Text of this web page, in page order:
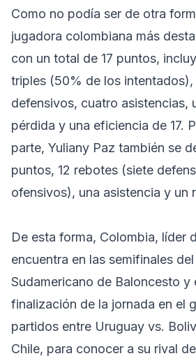
Como no podía ser de otra
jugadora colombiana más
con un total de 17 puntos,
triples (50% de los
defensivos, cuatro asistencias,
pérdida y una eficiencia de 17.
parte, Yuliany Paz también se
puntos, 12 rebotes (siete
ofensivos), una asistencia y un
De esta forma, Colombia, líder
encuentra en las semifinales
Sudamericano de Baloncesto y
finalización de la jornada en el
partidos entre Uruguay vs.
Chile, para conocer a su rival